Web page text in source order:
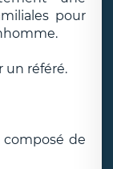
pour
un référé.
de